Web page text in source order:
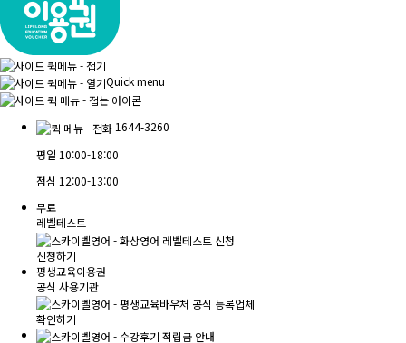
Quick menu
1644-3260
평일 10:00-18:00
점심 12:00-13:00
무료
레벨테스트
신청하기
평생교육이용권
공식 사용기관
확인하기